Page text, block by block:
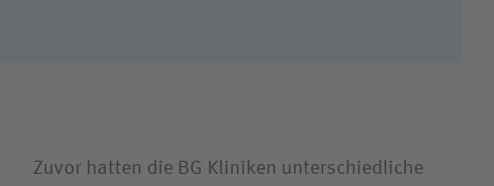
Zuvor hatten die BG Kliniken unterschiedliche